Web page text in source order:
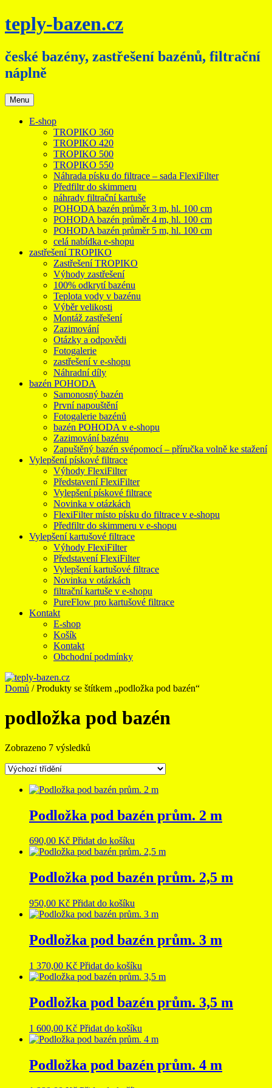
Přejít
k
webu
teply-bazen.cz
české bazény, zastřešení bazénů, filtrační
náplně
Menu
E-shop
TROPIKO 360
TROPIKO 420
TROPIKO 500
TROPIKO 550
Náhrada písku do filtrace – sada FlexiFilter
Předfiltr do skimmeru
náhrady filtrační kartuše
POHODA bazén průměr 3 m, hl. 100 cm
POHODA bazén průměr 4 m, hl. 100 cm
POHODA bazén průměr 5 m, hl. 100 cm
celá nabídka e-shopu
zastřešení TROPIKO
Zastřešení TROPIKO
Výhody zastřešení
100% odkrytí bazénu
Teplota vody v bazénu
Výběr velikosti
Montáž zastřešení
Zazimování
Otázky a odpovědi
Fotogalerie
zastřešení v e-shopu
Náhradní díly
bazén POHODA
Samonosný bazén
První napouštění
Fotogalerie bazénů
bazén POHODA v e-shopu
Zazimování bazénu
Zapuštěný bazén svépomocí – příručka volně ke stažení
Vylepšení pískové filtrace
Výhody FlexiFilter
Představení FlexiFilter
Vylepšení pískové filtrace
Novinka v otázkách
FlexiFilter místo písku do filtrace v e-shopu
Předfiltr do skimmeru v e-shopu
Vylepšení kartušové filtrace
Výhody FlexiFilter
Představení FlexiFilter
Vylepšení kartušové filtrace
Novinka v otázkách
filtrační kartuše v e-shopu
PureFlow pro kartušové filtrace
Kontakt
E-shop
Košík
Kontakt
Obchodní podmínky
Domů / Produkty se štítkem „podložka pod bazén“
podložka pod bazén
Zobrazeno 7 výsledků
Podložka pod bazén prům. 2 m
690,00 Kč Přidat do košíku
Podložka pod bazén prům. 2,5 m
950,00 Kč Přidat do košíku
Podložka pod bazén prům. 3 m
1 370,00 Kč Přidat do košíku
Podložka pod bazén prům. 3,5 m
1 600,00 Kč Přidat do košíku
Podložka pod bazén prům. 4 m